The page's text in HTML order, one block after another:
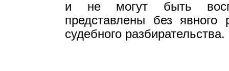
и не могут быть
представлены без явного
судебного разбирательства.